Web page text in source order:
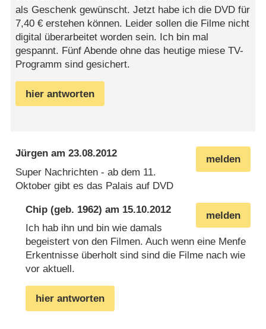
als Geschenk gewünscht. Jetzt habe ich die DVD für
7,40 € erstehen können. Leider sollen die Filme nicht
digital überarbeitet worden sein. Ich bin mal
gespannt. Fünf Abende ohne das heutige miese TV-
Programm sind gesichert.
hier antworten
melden
Jürgen am23.08.2012
Super Nachrichten - ab dem 11.
Oktober gibt es das Palais auf DVD
melden
Chip (geb. 1962) am 15.10.2012
Ich hab ihn und bin wie damals
begeistert von den Filmen. Auch wenn eine Menfe
Erkentnisse überholt sind sind die Filme nach wie
vor aktuell.
hier antworten